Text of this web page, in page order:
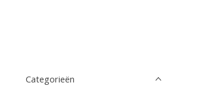
Categorieën